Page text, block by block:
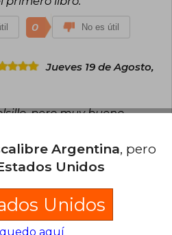
0 No es útil
Jueves 19 de Agosto,
pero muy bueno.
del libro
sesión para poder
.
Argentina, pero
Unidos
Unidos
aquí